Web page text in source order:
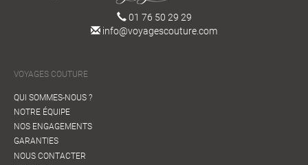
01 76 50 29 29
info@voyagescouture.com
VOYAGES COUTURE
QUI SOMMES-NOUS ?
NOTRE ÉQUIPE
NOS ENGAGEMENTS
GARANTIES
NOUS CONTACTER